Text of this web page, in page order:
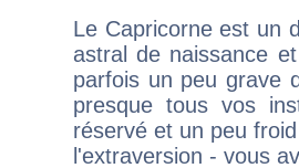
Le Capricorne est un
astral de naissance
parfois un peu grave
presque tous vos
réservé et un peu
l'extraversion - vous